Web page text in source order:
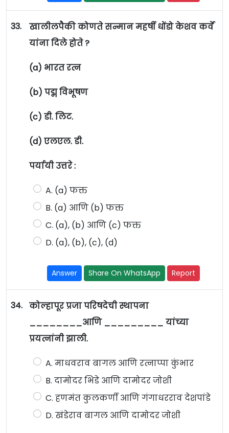
33.
खालीलपैकी कोणते सन्मान महर्षी धोंडो केशव कर्वे
यांना दिले होते ?
(a) भारत रत्न
(b) पद्म विभूषण
(c) डी. लिट.
(d) एलएल. डी.
पर्यायी उत्तरे :
A. (a) फक्त
B. (a) आणि (b) फक्त
C. (a), (b) आणि (c) फक्त
D. (a), (b), (c), (d)
Answer Share On WhatsApp Report
34. कोल्हापूर प्रजा परिषदेची स्थापना
________आणि _________ यांच्या
प्रयत्नांनी झाली.
A. माधवराव बागल आणि रत्नाप्पा कुंभार
B. दामोदर भिडे आणि दामोदर जोशी
C. हणमंत कुलकर्णी आणि गंगाधरराव देशपांडे
D. खंडेराव बागल आणि दामोदर जोशी